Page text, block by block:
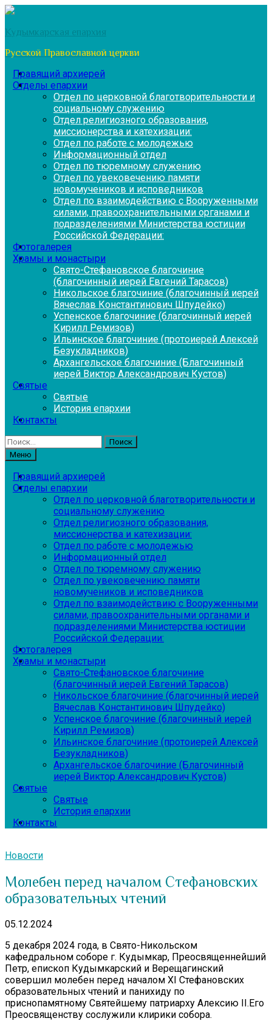
Перейти
содержимому
Кудымкарская епархия
Русской Православной церкви
Правящий архиерей
Отделы епархии
Отдел по церковной благотворительности и
социальному служению
Отдел религиозного образования,
миссионерства и катехизации:
Отдел по работе с молодежью
Информационный отдел
Отдел по тюремному служению
Отдел по увековечению памяти
новомучеников и исповедников
Отдел по взаимодействию с Вооруженными
силами, правоохранительными органами и
подразделениями Министерства юстиции
Российской Федерации:
Фотогалерея
Храмы и монастыри
Свято-Стефановское благочиние
(благочинный иерей Евгений Тарасов)
Никольское благочиние (благочинный иерей
Вячеслав Константинович Шпудейко)
Успенское благочиние (благочинный иерей
Кирилл Ремизов)
Ильинское благочиние (протоиерей Алексей
Безукладников)
Архангельское благочиние (Благочинный
иерей Виктор Александрович Кустов)
Святые
Святые
История епархии
Контакты
Найти:
Меню
Правящий архиерей
Отделы епархии
Отдел по церковной благотворительности и
социальному служению
Отдел религиозного образования,
миссионерства и катехизации:
Отдел по работе с молодежью
Информационный отдел
Отдел по тюремному служению
Отдел по увековечению памяти
новомучеников и исповедников
Отдел по взаимодействию с Вооруженными
силами, правоохранительными органами и
подразделениями Министерства юстиции
Российской Федерации:
Фотогалерея
Храмы и монастыри
Свято-Стефановское благочиние
(благочинный иерей Евгений Тарасов)
Никольское благочиние (благочинный иерей
Вячеслав Константинович Шпудейко)
Успенское благочиние (благочинный иерей
Кирилл Ремизов)
Ильинское благочиние (протоиерей Алексей
Безукладников)
Архангельское благочиние (Благочинный
иерей Виктор Александрович Кустов)
Святые
Святые
История епархии
Контакты
Новости
Молебен перед началом Стефановских
образовательных чтений
05.12.2024
5 декабря 2024 года, в Свято-Никольском
кафедральном соборе г. Кудымкар, Преосвященнейший
Петр, епископ Кудымкарский и Верещагинский
совершил молебен перед началом XI Стефановских
образовательных чтений и панихиду по
приснопамятному Святейшему патриарху Алексию II.Его
Преосвященству сослужили клирики собора.